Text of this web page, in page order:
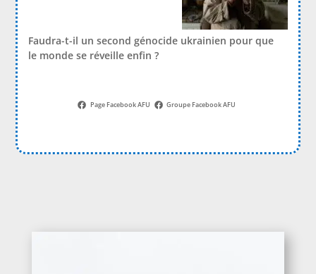
Faudra-t-il un second génocide ukrainien pour que
le monde se réveille enfin ?
Page Facebook AFU Groupe Facebook AFU